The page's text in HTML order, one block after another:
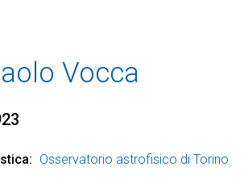
Vocca
Osservatorio astrofisico di Torino